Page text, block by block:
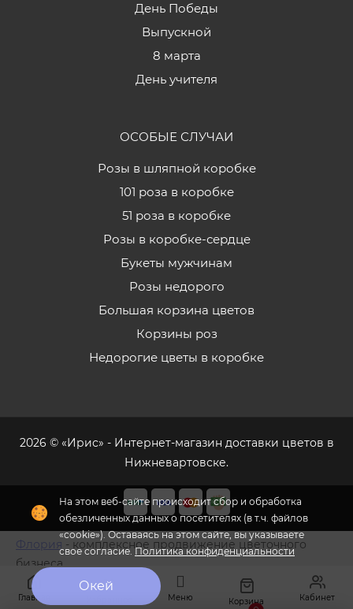
Главная Меню Корзина Кабинет
На этом веб-сайте происходит сбор и обработка
обезличенных данных о посетителях (в т.ч. файлов
«cookie»). Оставаясь на этом сайте, вы указываете
свое согласие.Политика конфиденциальности
Окей
День Победы
Выпускной
8 марта
День учителя
ОСОБЫЕ СЛУЧАИ
Розы в шляпной коробке
101 роза в коробке
51 роза в коробке
Розы в коробке-сердце
Букеты мужчинам
Розы недорого
Большая корзина цветов
Корзины роз
Недорогие цветы в коробке
2026 © «Ирис» - Интернет-магазин доставки цветов в
Нижневартовске.
Флория - комплексное продвижение цветочного
бизнеса